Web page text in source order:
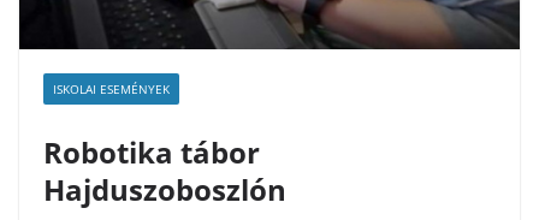
ISKOLAI ESEMÉNYEK
Robotika tábor
Hajduszoboszlón